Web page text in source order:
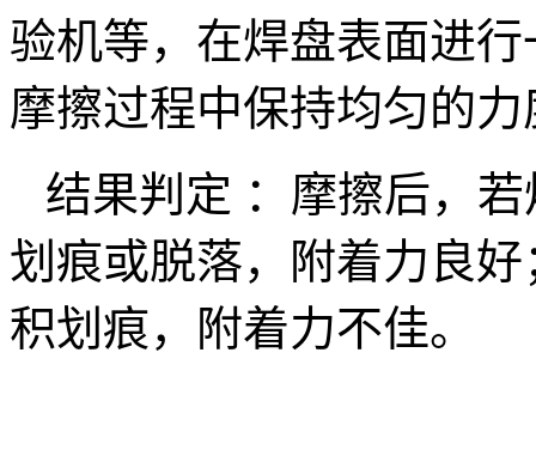
验机等，在焊盘表面进
摩擦过程中保持均匀的
结果判定 ：摩擦后，
划痕或脱落，附着力良
积划痕，附着力不佳。